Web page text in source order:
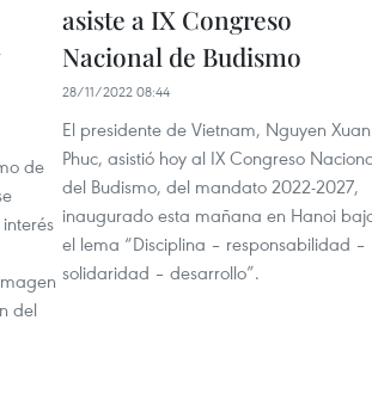
de
del
asiste a IX Congreso
Nacional de Budismo
28/11/2022 08:44
El presidente de Vietnam, Nguyen Xuan
Phuc, asistió hoy al IX Congreso
del Budismo, del mandato 2022-2027,
inaugurado esta mañana en Hanoi
el lema “Disciplina – responsabilidad –
solidaridad – desarrollo”.